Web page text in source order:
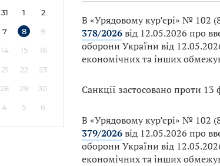
31 1 2
7 8 9
14 15 16
21 22 23
28 29 30
4 5 6
В «Урядовому кур’єрі» № 102
378/2026від 12.05.2026 про
оборони України від
економічних та інших
Санкції застосовано проти
В «Урядовому кур’єрі» № 102
379/2026від 12.05.2026 про
оборони України від
економічних та інших